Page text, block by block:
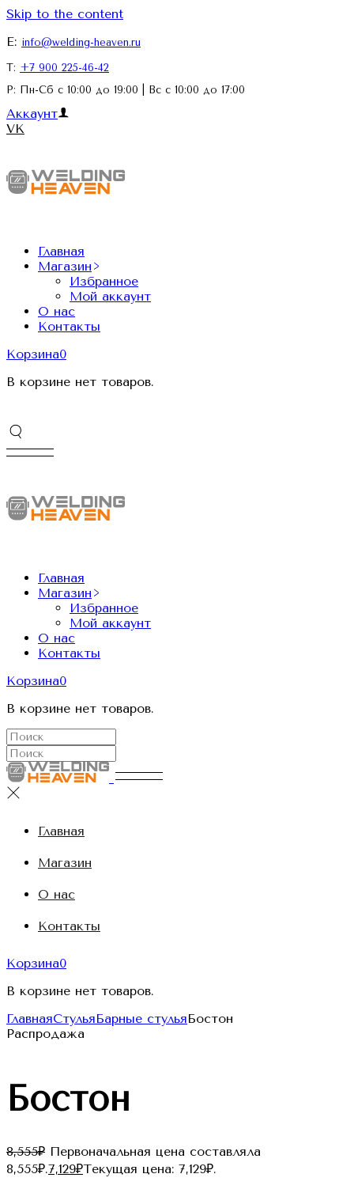
Skip to the content
E: info@welding-heaven.ru
Т: +7 900 225-46-42
Р: Пн-Сб с 10:00 до 19:00 | Вс с 10:00 до 17:00
Аккаунт
VK
Главная
Магазин
Избранное
Мой аккаунт
О нас
Контакты
Корзина0
В корзине нет товаров.
Главная
Магазин
Избранное
Мой аккаунт
О нас
Контакты
Корзина0
В корзине нет товаров.
Главная
Магазин
О нас
Контакты
Корзина0
В корзине нет товаров.
ГлавнаяСтульяБарные стульяБостон
Распродажа
Бостон
8,555₽ Первоначальная цена составляла
8,555₽.7,129₽Текущая цена: 7,129₽.